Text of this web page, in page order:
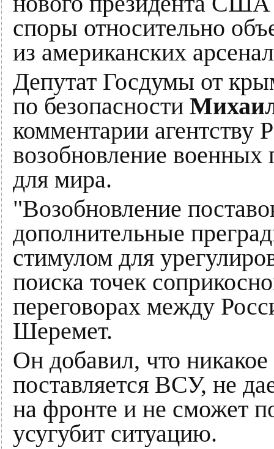
споры относительно
из американских
Депутат Госдумы от
по безопасности
комментарии
возобновление военных
для мира.
"Возобновление
дополнительные
стимулом для
поиска точек
переговорах между
Шеремет.
Он добавил, что
поставляется ВСУ, не
на фронте и не сможет
усугубит ситуацию.